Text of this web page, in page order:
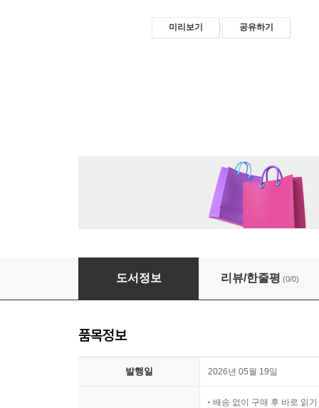
미리보기 공유하기
마침표 대신 쉼표를 찍는 밤
도서정보 리뷰/한줄평 (0/0)
품목정보
발행일 2026년 05월 19일
배송 없이 구매 후 바로 읽기